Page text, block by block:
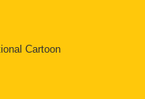
Cartoon